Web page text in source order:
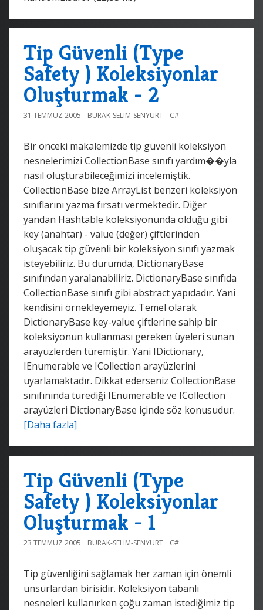
Tip Güvenli (Type
Safety ) Koleksiyonlar
Oluşturmak - 2
31 TEMMUZ 2005 BURAK-SELIM-SENYURT C#
Bir önceki makalemizde tip güvenli koleksiyon
nesnelerimizi CollectionBase sınıfı yardım��yla
nasıl oluşturabileceğimizi incelemiştik.
CollectionBase bize ArrayList benzeri koleksiyon
sınıflarını yazma fırsatı vermektedir. Diğer
yandan Hashtable koleksiyonunda olduğu gibi
key (anahtar) - value (değer) çiftlerinden
oluşacak tip güvenli bir koleksiyon sınıfı yazmak
isteyebiliriz. Bu durumda, DictionaryBase
sınıfından yaralanabiliriz. DictionaryBase sınıfıda
CollectionBase sınıfı gibi abstract yapıdadır. Yani
kendisini örnekleyemeyiz. Temel olarak
DictionaryBase key-value çiftlerine sahip bir
koleksiyonun kullanması gereken üyeleri sunan
arayüzlerden türemiştir. Yani IDictionary,
IEnumerable ve ICollection arayüzlerini
uyarlamaktadır. Dikkat ederseniz CollectionBase
sınıfınında türediği IEnumerable ve ICollection
arayüzleri DictionaryBase içinde söz konusudur.
[Daha fazla]
Tip Güvenli (Type
Safety ) Koleksiyonlar
Oluşturmak - 1
23 TEMMUZ 2005 BURAK-SELIM-SENYURT C#
Tip güvenliğini sağlamak her zaman için önemli
unsurlardan birisidir. Koleksiyon tabanlı
nesneleri kullanırken çoğu zaman istediğimiz tip